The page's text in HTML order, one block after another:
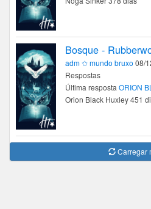
Bosque -
adm ✩ mundo bruxo 08/
Respostas
Última resposta ORION
Orion Black Huxley 451
Carregar